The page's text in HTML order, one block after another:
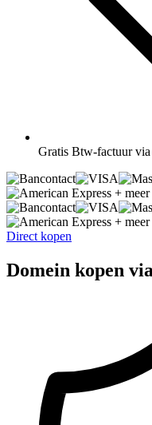
Gratis Btw-factuur via
+ meer
+ meer
Direct kopen
Domein kopen